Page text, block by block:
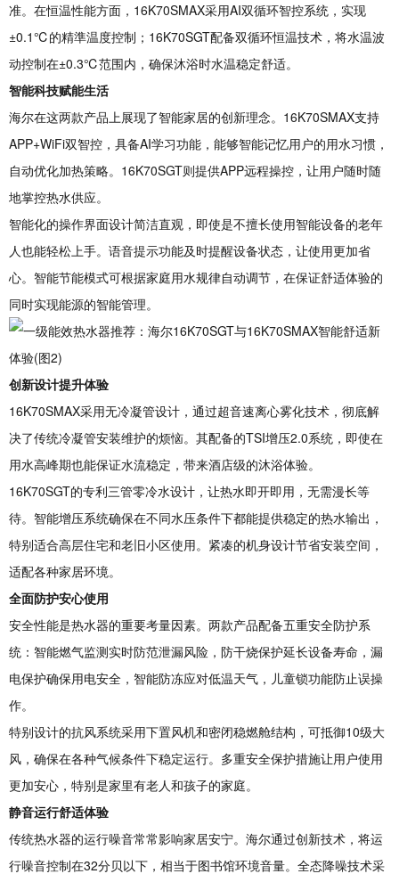
准。在恒温性能方面，16K70SMAX采用AI双循环智控系统，实现
±0.1℃的精準温度控制；16K70SGT配备双循环恒温技术，将水温波
动控制在±0.3℃范围内，确保沐浴时水温稳定舒适。
智能科技赋能生活
海尔在这两款产品上展现了智能家居的创新理念。16K70SMAX支持
APP+WiFi双智控，具备AI学习功能，能够智能记忆用户的用水习惯，
自动优化加热策略。16K70SGT则提供APP远程操控，让用户随时随
地掌控热水供应。
智能化的操作界面设计简洁直观，即使是不擅长使用智能设备的老年
人也能轻松上手。语音提示功能及时提醒设备状态，让使用更加省
心。智能节能模式可根据家庭用水规律自动调节，在保证舒适体验的
同时实现能源的智能管理。
创新设计提升体验
16K70SMAX采用无冷凝管设计，通过超音速离心雾化技术，彻底解
决了传统冷凝管安装维护的烦恼。其配备的TSI增压2.0系统，即使在
用水高峰期也能保证水流稳定，带来酒店级的沐浴体验。
16K70SGT的专利三管零冷水设计，让热水即开即用，无需漫长等
待。智能增压系统确保在不同水压条件下都能提供稳定的热水输出，
特别适合高层住宅和老旧小区使用。紧凑的机身设计节省安装空间，
适配各种家居环境。
全面防护安心使用
安全性能是热水器的重要考量因素。两款产品配备五重安全防护系
统：智能燃气监测实时防范泄漏风险，防干烧保护延长设备寿命，漏
电保护确保用电安全，智能防冻应对低温天气，儿童锁功能防止误操
作。
特别设计的抗风系统采用下置风机和密闭稳燃舱结构，可抵御10级大
风，确保在各种气候条件下稳定运行。多重安全保护措施让用户使用
更加安心，特别是家里有老人和孩子的家庭。
静音运行舒适体验
传统热水器的运行噪音常常影响家居安宁。海尔通过创新技术，将运
行噪音控制在32分贝以下，相当于图书馆环境音量。全态降噪技术采